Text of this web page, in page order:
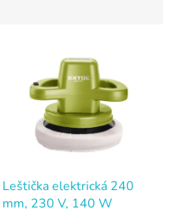
Leštička elektrická 240
mm, 230 V, 140 W